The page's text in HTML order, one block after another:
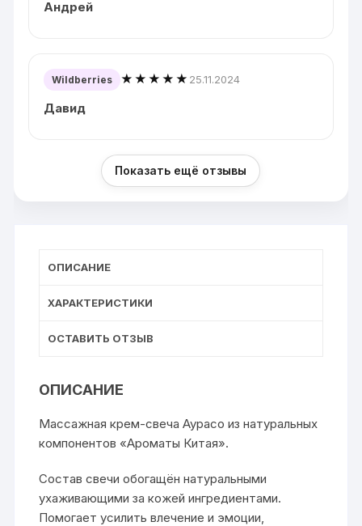
Андрей
Wildberries ★★★★★ 25.11.2024
Давид
Показать ещё отзывы
ОПИСАНИЕ
ХАРАКТЕРИСТИКИ
ОСТАВИТЬ ОТЗЫВ
ОПИСАНИЕ
Массажная крем-свеча Аурасо из натуральных
компонентов «Ароматы Китая».
Состав свечи обогащён натуральными
ухаживающими за кожей ингредиентами.
Помогает усилить влечение и эмоции,